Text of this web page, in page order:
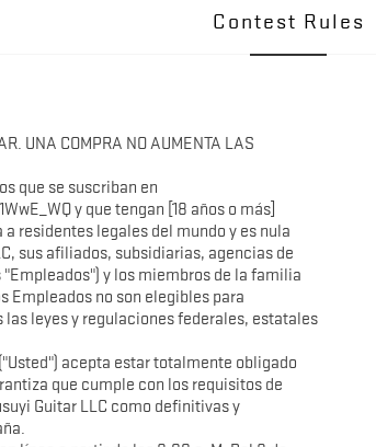
Contest Rules
UNA COMPRA NO AUMENTA LAS
que se suscriban en
y que tengan [18 años o más]
residentes legales del mundo y es nula
sus afiliados, subsidiarias, agencias de
y los miembros de la familia
Empleados no son elegibles para
leyes y regulaciones federales, estatales
acepta estar totalmente obligado
que cumple con los requisitos de
Guitar LLC como definitivas y